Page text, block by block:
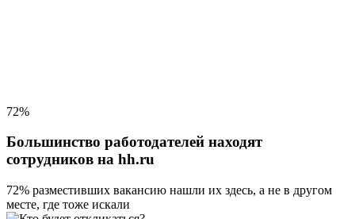
72%
Большинство работодателей находят
сотрудников на hh.ru
72% разместивших вакансию нашли их здесь, а не в другом
месте, где тоже искали